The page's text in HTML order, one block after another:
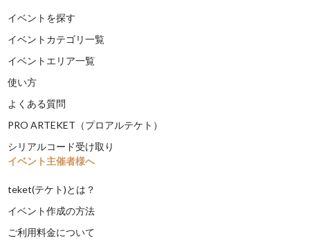
イベントを探す
イベントカテゴリ一覧
イベントエリア一覧
使い方
よくある質問
PRO ARTEKET（プロアルテケト）
シリアルコード受け取り
イベント主催者様へ
teket(テケト)とは？
イベント作成の方法
ご利用料金について